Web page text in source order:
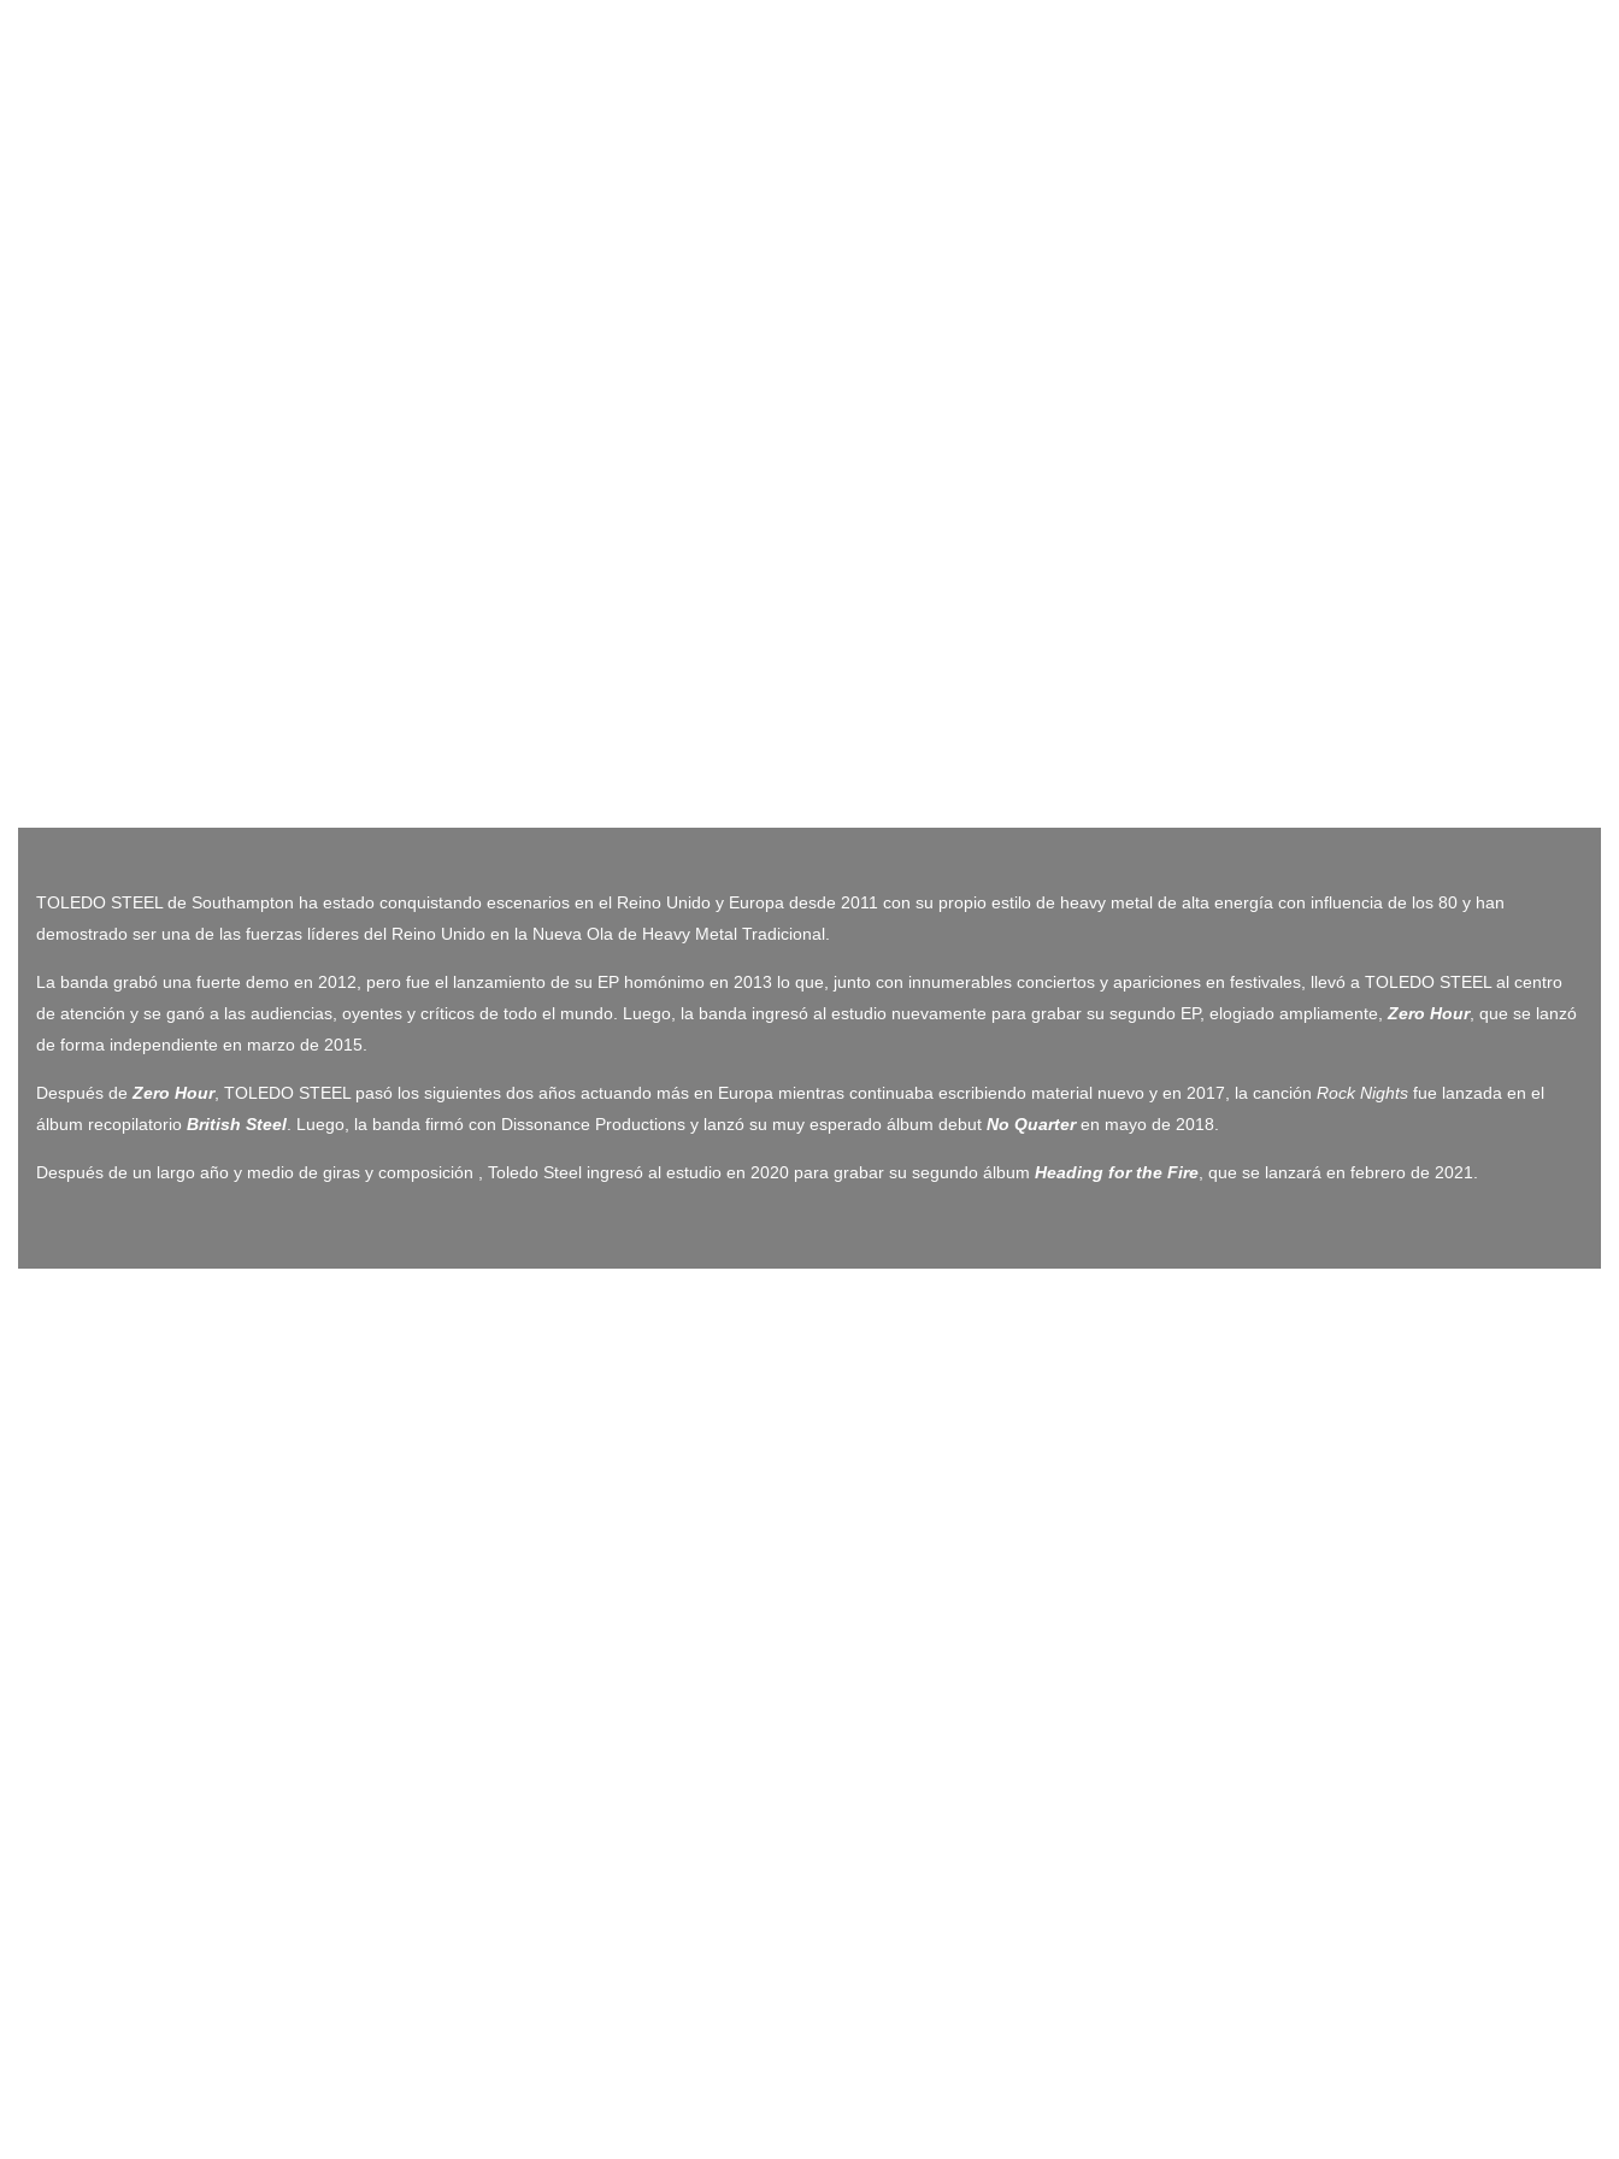
TOLEDO STEEL de Southampton ha estado conquistando escenarios en el Reino Unido y Europa desde 2011 con su propio estilo de heavy metal de alta energía con influencia de los 80 y han
demostrado ser una de las fuerzas líderes del Reino Unido en la Nueva Ola de Heavy Metal Tradicional.
La banda grabó una fuerte demo en 2012, pero fue el lanzamiento de su EP homónimo en 2013 lo que, junto con innumerables conciertos y apariciones en festivales, llevó a TOLEDO STEEL al centro
de atención y se ganó a las audiencias, oyentes y críticos de todo el mundo. Luego, la banda ingresó al estudio nuevamente para grabar su segundo EP, elogiado ampliamente, Zero Hour, que se lanzó
de forma independiente en marzo de 2015.
Después de Zero Hour, TOLEDO STEEL pasó los siguientes dos años actuando más en Europa mientras continuaba escribiendo material nuevo y en 2017, la canción Rock Nights fue lanzada en el
álbum recopilatorio British Steel . Luego, la banda firmó con Dissonance Productions y lanzó su muy esperado álbum debut No Quarteren mayo de 2018.
Después de un largo año y medio de giras y composición , Toledo Steel ingresó al estudio en 2020 para grabar su segundo álbum Heading for the Fire , que se lanzará en febrero de 2021.